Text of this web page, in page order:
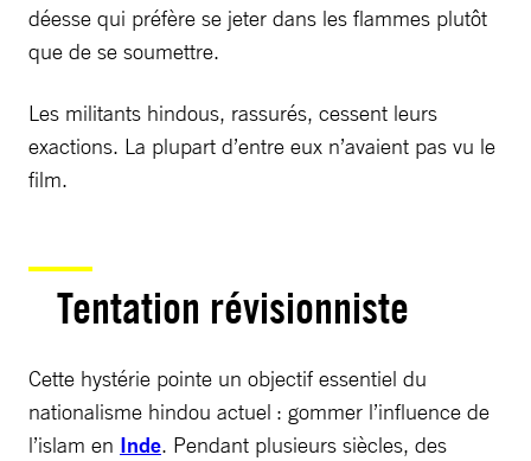
déesse qui préfère se jeter dans les flammes plutôt
que de se soumettre.
Les militants hindous, rassurés, cessent leurs
exactions. La plupart d’entre eux n’avaient pas vu le
film.
Tentation révisionniste
Cette hystérie pointe un objectif essentiel du
nationalisme hindou actuel : gommer l’influence de
l’islam en Inde. Pendant plusieurs siècles, des